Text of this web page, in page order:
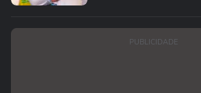
PUBLICIDADE